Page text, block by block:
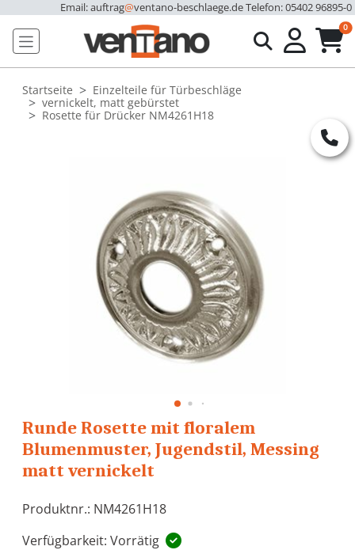
Email: auftrag@ventano-beschlaege.deTelefon: 05402 96895-0
0
Startseite
Einzelteile für Türbeschläge
vernickelt, matt gebürstet
Rosette für Drücker NM4261H18
Runde Rosette mit floralem
Blumenmuster, Jugendstil, Messing
matt vernickelt
Produktnr.: NM4261H18
Verfügbarkeit: Vorrätig